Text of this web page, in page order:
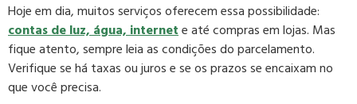
Hoje em dia, muitos serviços oferecem essa possibilidade:
contas de luz, água, internete até compras em lojas. Mas
fique atento, sempre leia as condições do parcelamento.
Verifique se há taxas ou juros e se os prazos se encaixam no
que você precisa.